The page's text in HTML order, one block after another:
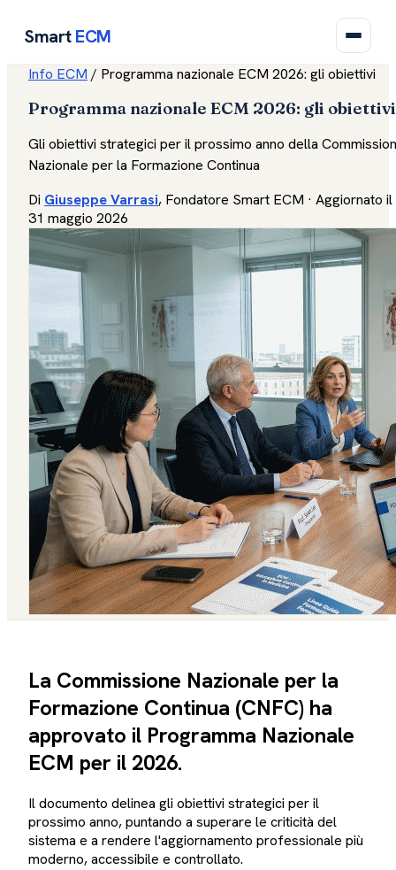
SmartECM
Info ECM / Programma nazionale ECM 2026: gli obiettivi
Programma nazionale ECM 2026: gli obiettivi
Gli obiettivi strategici per il prossimo anno della
Nazionale per la Formazione Continua
Di Giuseppe Varrasi, Fondatore Smart ECM · Aggiornato il
31 maggio 2026
La Commissione Nazionale per la
Formazione Continua (CNFC) ha
approvato il Programma Nazionale
ECM per il 2026.
Il documento delinea gli obiettivi strategici per il
prossimo anno, puntando a superare le criticità del
sistema e a rendere l'aggiornamento professionale più
moderno, accessibile e controllato.